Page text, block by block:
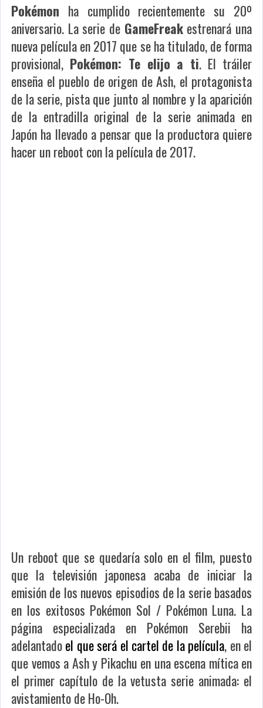
Pokémon ha cumplido recientemente su 20º
aniversario. La serie de GameFreakestrenará una
nueva película en 2017 que se ha titulado, de forma
provisional, Pokémon: Te elijo a ti. El tráiler
enseña el pueblo de origen de Ash, el protagonista
de la serie, pista que junto al nombre y la aparición
de la entradilla original de la serie animada en
Japón ha llevado a pensar que la productora quiere
hacer un reboot con la película de 2017.
Un reboot que se quedaría solo en el film, puesto
que la televisión japonesa acaba de iniciar la
emisión de los nuevos episodios de la serie basados
en los exitosos Pokémon Sol / Pokémon Luna. La
página especializada en Pokémon Serebii ha
adelantadoel que será el cartel de la película, en el
que vemos a Ash y Pikachu en una escena mítica en
el primer capítulo de la vetusta serie animada: el
avistamiento de Ho-Oh.